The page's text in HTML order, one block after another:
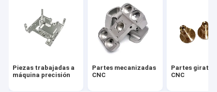
Disipador de calor raspado de la aleta
El sumidero térmico de placas frías
Piezas trabajadas a
máquina precisión
Partes mecanizadas
CNC
Partes
CNC